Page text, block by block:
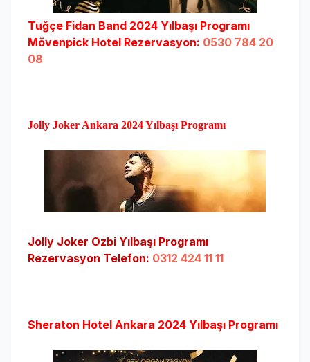
Tuğçe Fidan Band 2024 Yılbaşı Programı
Mövenpick Hotel Rezervasyon: 0530 784 20
08
Jolly Joker Ankara 2024 Yılbaşı Programı
Jolly Joker Ozbi Yılbaşı Programı
Rezervasyon Telefon: 0312 424 11 11
Sheraton Hotel Ankara 2024 Yılbaşı Programı